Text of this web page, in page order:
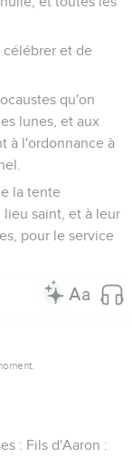
célébrer et de
qu'on
lunes, et aux
à l'ordonnance à
la tente
lieu saint, et à leur
pour le service
: Fils d'Aaron :